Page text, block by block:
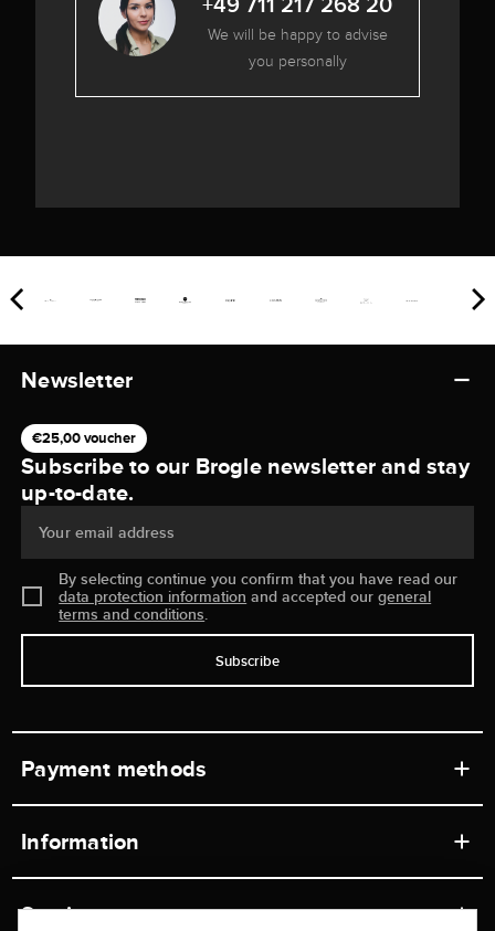
We will be happy to advise
you personally
Newsletter
€25,00 voucher
Subscribe to our Brogle newsletter and stay
up-to-date.
Your email address
By selecting continue you confirm that you have read our
data protection information and accepted ourgeneral
terms and conditions.
Subscribe
Payment methods
Information
Service